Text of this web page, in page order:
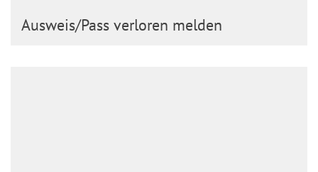
Ausweis/Pass verloren melden